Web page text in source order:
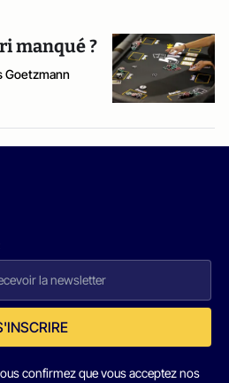
manqué ?
Goetzmann
confirmez que vous acceptez nos